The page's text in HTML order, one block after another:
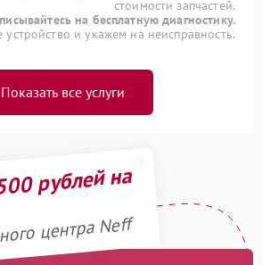
стоимости запчастей.
на бесплатную диагностику.
и укажем на неисправность.
Показать все услуги
рублей на
центра Neff